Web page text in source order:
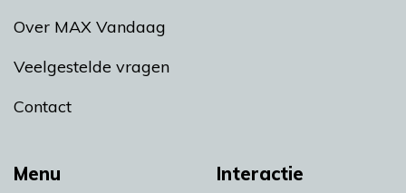
Menu Interactie
Over MAX Vandaag
Veelgestelde vragen
Contact